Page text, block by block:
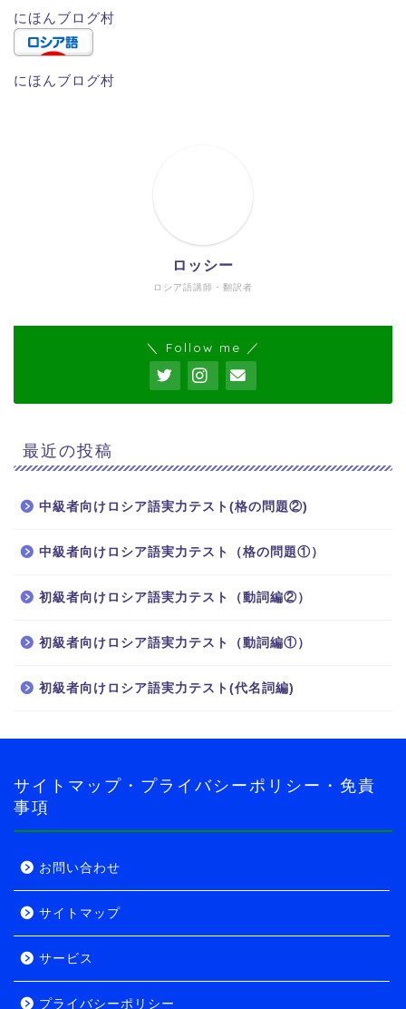
にほんブログ村
にほんブログ村
ロシア語講師・翻訳者
ロッシー
＼ Follow me ／
最近の投稿
中級者向けロシア語実力テスト(格の問題②)
中級者向けロシア語実力テスト（格の問題①）
初級者向けロシア語実力テスト（動詞編②）
初級者向けロシア語実力テスト（動詞編①）
初級者向けロシア語実力テスト(代名詞編)
サイトマップ・プライバシーポリシー・免責
事項
お問い合わせ
サイトマップ
サービス
プライバシーポリシー
ホーム
ロシア語
ロシア語の世界へようこ